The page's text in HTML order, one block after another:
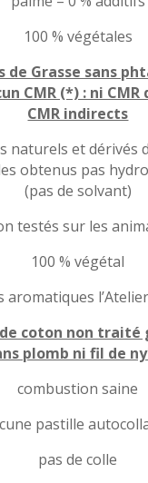
100 % végétales
de Grasse sans
CMR (*) : ni
CMR indirects
naturels et dérivés
obtenus pas
(pas de solvant)
testés sur les
100 % végétal
aromatiques
coton non traité
plomb ni fil de
combustion saine
pastille
pas de colle